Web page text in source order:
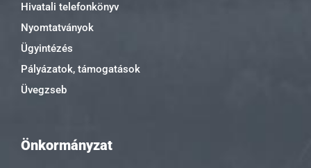
Hivatali telefonkönyv
Nyomtatványok
Ügyintézés
Pályázatok, támogatások
Üvegzseb
Önkormányzat